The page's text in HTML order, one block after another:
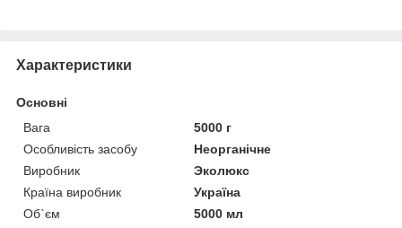
Характеристики
Основні
Вага
5000 г
Особливість засобу
Неорганічне
Виробник
Эколюкс
Країна виробник
Україна
Об`єм
5000 мл